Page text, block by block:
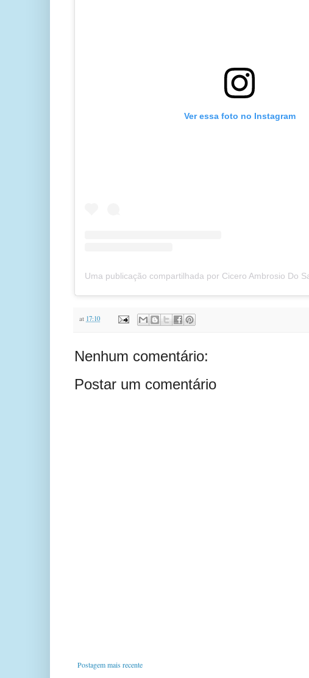
Ver essa foto no Instagram
at 17:10
Nenhum comentário:
Postar um comentário
Postagem mais recente